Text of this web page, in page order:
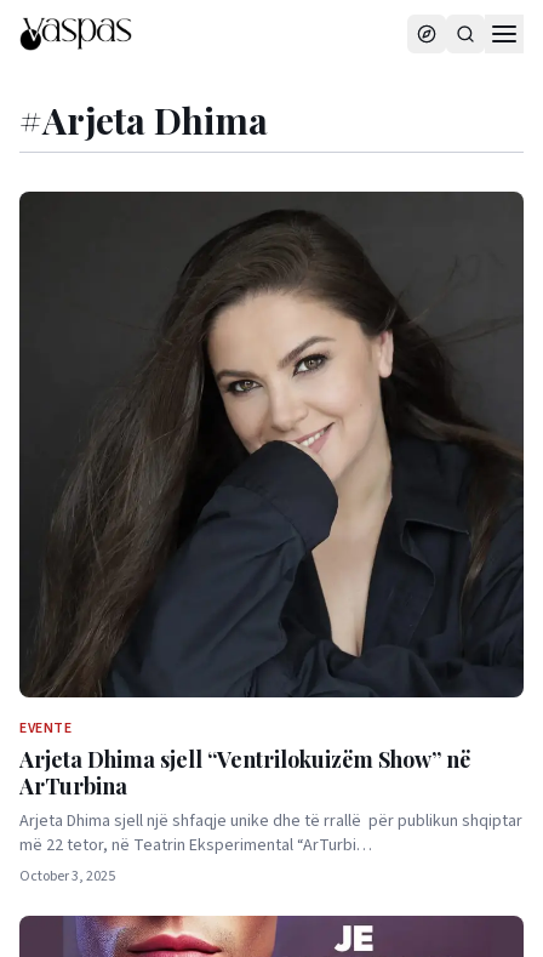
#Arjeta Dhima
EVENTE
Arjeta Dhima sjell “Ventrilokuizëm Show” në
ArTurbina
Arjeta Dhima sjell një shfaqje unike dhe të rrallë për publikun shqiptar
më 22 tetor, në Teatrin Eksperimental “ArTurbi…
October 3, 2025